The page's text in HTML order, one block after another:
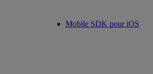
Mobile SDK pour iOS